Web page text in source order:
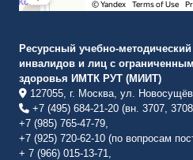
Ресурсный учебно-
инвалидов и лиц с
здоровья ИМТК РУТ (МИИТ)
127055, г. Москва, ул.
+7 (495) 684-21-20 (вн. 3707,
+7 (985) 765-47-79,
+7 (925) 720-62-10 (по вопросам
+ 7 (966) 015-13-71,